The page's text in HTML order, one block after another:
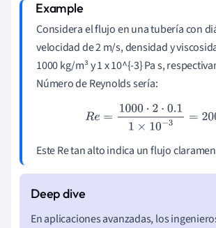
Considera el flujo en una tubería con
velocidad de 2 m/s, densidad y
1000 kg/m³ y 1 x 10^{-3} Pa s,
Número de Reynolds sería:
R e= 1000⋅2⋅0.11×10− 3= 200
Este Re tan alto indica un flujo
En aplicaciones avanzadas, los